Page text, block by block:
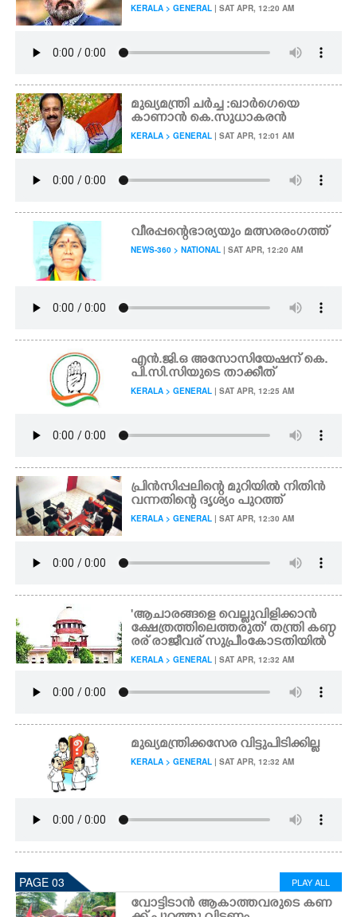
KERALA > GENERAL | SAT APR, 12:20 AM
മുഖ്യമന്ത്രി ചർച്ച :ഖാർഗെയെ
കാണാൻ കെ.സുധാകരൻ
KERALA > GENERAL | SAT APR, 12:01 AM
വീരപ്പന്റെ ഭാര്യയും മത്സര രംഗത്ത്
NEWS-360 > NATIONAL | SAT APR, 12:20 AM
എൻ.ജി.ഒ അസോസിയേഷന് കെ.
പി.സി.സിയുടെ താക്കീത്
KERALA > GENERAL | SAT APR, 12:25 AM
പ്രിൻസിപ്പലിന്റെ മുറിയിൽ നിതിൻ
വന്നതിന്റെ ദൃശ്യം പുറത്ത്
KERALA > GENERAL | SAT APR, 12:30 AM
'ആചാരങ്ങളെ വെല്ലുവിളിക്കാൻ
ക്ഷേത്രത്തിലെത്തരുത്" തന്ത്രി കണ്ഠ
രര് രാജീവര് സുപ്രീംകോടതിയിൽ
KERALA > GENERAL | SAT APR, 12:32 AM
മുഖ്യമന്ത്രിക്കസേര വിട്ടുപിടിക്കില്ല
KERALA > GENERAL | SAT APR, 12:32 AM
PAGE 03 PLAY ALL
വോ​ട്ടി​ടാ​ൻ ആകാത്തവരുടെ ക​ണ​